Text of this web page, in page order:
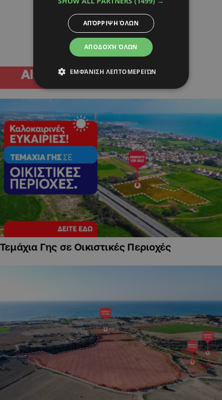
Τεμάχια Γης σε Οικιστικές Περιοχές
ΑΠΟΔΟΧΉ ΌΛΩΝ
ΑΠΌΡΡΙΨΗ ΌΛΩΝ
ΕΜΦΆΝΙΣΗ ΛΕΠΤΟΜΕΡΕΙΏΝ